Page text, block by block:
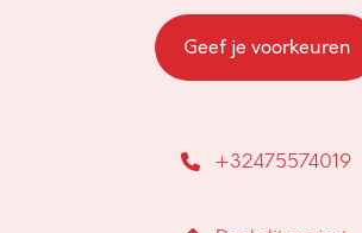
Geef je voorkeuren
+32475574019